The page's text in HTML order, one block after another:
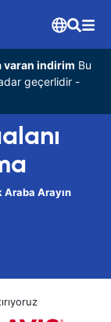
varan indirim Bu
geçerlidir -
Araba Arayın